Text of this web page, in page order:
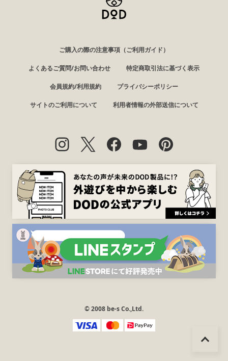
ご購入の際の注意事項（ご利用ガイド）
よくあるご質問/お問い合わせ 特定商取引法に基づく表示
会員規約/利用規約 プライバシーポリシー
サイトのご利用について 利用者情報の外部送信について
© 2008 be-s Co.,Ltd.